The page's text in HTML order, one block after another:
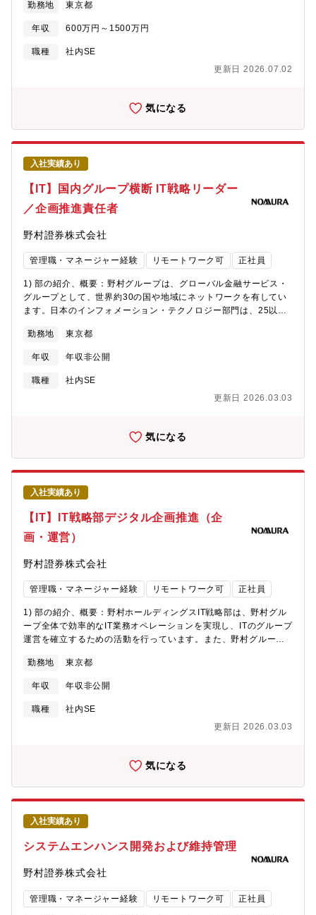
件を企画し、ビジネス部署と一体となって要件を決め、継続的に
バージョンアップを行うなど、スピード感のある内製開発を推進
していただきます。加えて、本番稼働後のユーザーサポートもシ
ステム担当として行っていただきます。また、既存システムを内
ス部門と緊密なコミュニケーションを取りながら要件を定めてい
て、内製開発においては、開発者が多国籍なメンバーで構成され
ている点や海外開発拠点とのやり取りも発生するため、英語を使
う場面もあります。●責務・ビジネス・ユーザーとの案件企画立
案・業務検討、IT実装検討・内製開発計画作成・内製開発の推
進、品質確保・デリバリー計画策定と実行・その他、プロジェク
トマネジメント業務全般・本番稼働後のユーザーサポート（レベ
ル３）【配属部署】ウェルス・マネジメントIT部ウェルス・マネ
ジメント部門におけるシステム及びビジネスプロセスの企画・開
発において、ビジネスとテクノロジーを繋ぐ重要な役割を担って
ビジネス拡大に貢献しています。現在、当社のウェルス・マネジ
メント部門のシステムを取り巻く環境は、大きな変換点を迎えて
おります。これまで、ビジネス領域ごとに個別最適化されてきた
た、べンダー・マネジメント・モデルから内製化へ開発モデルを
シフトしていきます。標準化することで、レガシー・固有技術か
らの脱却によるコスト削減、野村グループにおけるノウハウを活
用することで運用効率化を目指します。更に、内製化を進めるこ
の向上に寄与します。部内において必要となる人員も多様化する
勤務地 東京都
年収 600万円～1500万円
職種
社内SE
更新日 2026.07.02
気になる
入社実績あり
【IT】国内グループ横断 IT戦略リーダー
／企画推進責任者
野村證券株式会社
管理職・マネージャー経験 リモートワーク可 正社員
1) 部の紹介、概要：野村グループは、グローバル金融サービス・
グループとして、世界約30の国や地域にネットワークを有してい
ます。日本のインフォメーション・テクノロジー部門は、25以上
ル・ウェルスマネジメントビジネスやグローバルホールセール
（グローバルマーケッツとインベストメントバンキング）におい
て、テクニカルサポート、アプリケーション開発、システム変更
などの業務に従事しています。現在はプラットフォームやアーキ
運用効率の向上、セキュリティ強化などを通じて、グループ全体
生、トレーニングやスキルアップの機会を提供し、ダイバーシテ
ィー、エクイティとインクルージョンの推進、従業員の健康とウ
ェルビーイングを重視しています。野村ホールディングスIT戦略
部は、野村アセットマネジメント、野村信託銀行など国内グルー
プ25社全体で効率的なIT業務オペレーションを実現し、ITのグル
ープ運営を確立するための活動を行っています。具体的には以下
のような業務を担っています。◆グループIT・デジタル戦略企
画・推進グループ各社のIT部門と連携し、デジタル技術やAIの活
用を含むIT戦略の企画・推進を担います。グループ全体のデジタ
ます。◆グループ各社のIT業務運営支援グループ各社から寄せら
れる多様なIT支援要請に対応し、業務課題の改善支援やITガバナン
ス対応、社内調整などを通じて、日常のIT運用が円滑かつ効果的
ます。◆グループ各社のITプロジェクト運営支援グループ各社の
主要ITプロジェクト（システム導入・刷新等）に対し、計画策定
や課題対応を含む推進全般を担い、関係部門との調整を通じてプ
ロジェクトの円滑な遂行を実現しています。◆グループ各社のシ
上に向けた取り組みを支援し、安定的かつ継続的なリスク管理体
ルに定めた基準に沿ってプラットフォームやアーキテクチャの標
準化を進めるとともに、最新テクノロジーの導入も積極的に進
多様な技術分野に対応しています。 2) 担当業務、責務：野村ホー
豊富なリーダー経験を活かし、IT・デジタル戦略の企画・推進、IT
ローバル標準化の推進といった多岐にわたる業務を統括し、グル
ープ全体のIT戦略や運用の高度化に牽引役として貢献していただ
きます。多様なIT支援や最新技術の導入をリードしながらスキル
広い経験や人脈を築くことができます。組織の強みを最大限に引
勤務地 東京都
年収 年収非公開
職種
社内SE
更新日 2026.03.03
気になる
入社実績あり
【IT】IT戦略部デジタル企画推進（企
画・運営）
野村證券株式会社
管理職・マネージャー経験 リモートワーク可 正社員
1) 部の紹介、概要：野村ホールディングスIT戦略部は、野村グル
ープ全体で効率的なIT業務オペレーションを実現し、ITのグループ
運営を確立するための活動を行っています。また、野村グループ
術を起点としたデジタル化を促進し、人＋AIによる新しいオペレ
ーションモデルを企画・提案・推進します。 2) 担当業務、責務：
野村ホールディングスのIT戦略部デジタル企画推進課では、生成
AIの利活用を推進するAI CoE（Center of Excellence）、
ど、先進的なテクノロジーを利活用し、ビジネス部門とのパート
開発しています。本ポジションでは、IT戦略部デジタル企画推進
課の一員として、生成AIをはじめとする最先端技術を駆使した社
内のDX推進と堅牢なITガバナンスの両面から当社の未来を作るた
めの企画・推進する人材を募集します。経営層との距離も近く、
自身の提案がグループ・グローバルを含めた全社に影響を与える
ことに携わることができる環境です。先進的な取り組みをリード
し、野村グループ全体の変革を共に牽引していくことができるポ
ジションです。＜主な業務＞生成AIの活用推進：生成AIを活用し
た新たなアプリケーションやサービス、社内向け研修等を各ビジ
ネス部門やグループ会社と協働し企画立案・推進するITガバナン
スの構築・運営：セキュリティ、コンプライアンス、リスク管理
やAI利用に関する社内審査を含むAIガバナンス体制の構築および
勤務地 東京都
年収 年収非公開
職種
社内SE
更新日 2026.03.03
気になる
入社実績あり
システムエンハンス開発および維持管理
野村證券株式会社
管理職・マネージャー経験 リモートワーク可 正社員